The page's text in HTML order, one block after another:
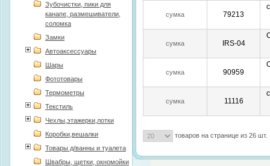
Зубочистки, пики для
канапе, размешиватели,
соломка
Замки
Автоаксессуары
Шары
Фототовары
Термометры
Текстиль
Чехлы,этажерки,лотки
Коробки,вешалки
Товары д/ванны и туалета
Швабры, щетки, окномойки
сумка 79213
сумка IRS-04
сумка 90959
сумка 11116
товаров на странице из 26 шт.